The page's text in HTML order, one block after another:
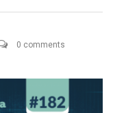
0 comments